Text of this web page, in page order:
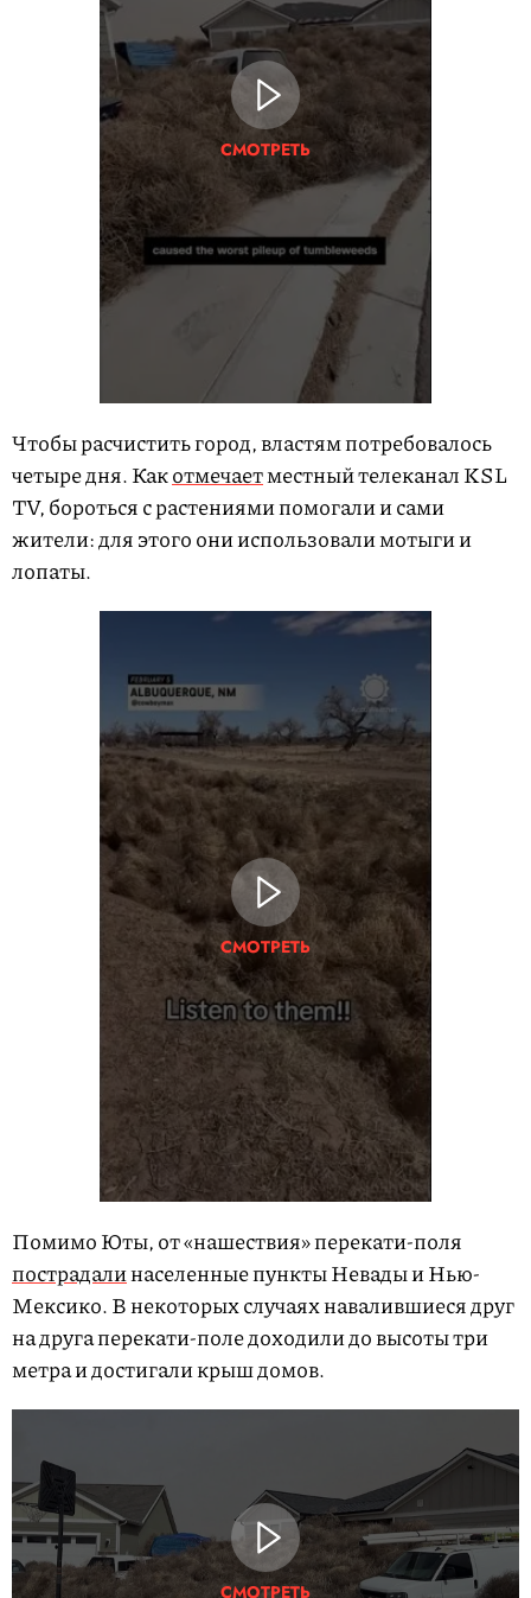
СМОТРЕТЬ
Чтобы расчистить город, властям потребовалось
четыре дня. Какотмечаетместный телеканал KSL
TV, бороться с растениями помогали и сами
жители: для этого они использовали мотыги и
лопаты.
СМОТРЕТЬ
Помимо Юты, от «нашествия» перекати-поля
пострадалинаселенные пункты Невады и Нью-
Мексико. В некоторых случаях навалившиеся друг
на друга перекати-поле доходили до высоты три
метра и достигали крыш домов.
СМОТРЕТЬ